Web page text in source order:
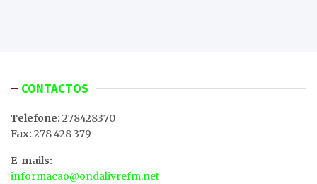
CONTACTOS
Telefone: 278428370
Fax: 278 428 379
E-mails:
informacao@ondalivrefm.net